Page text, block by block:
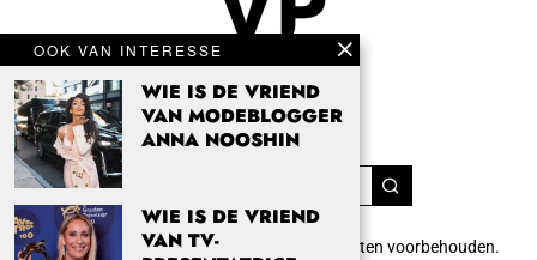
OOK VAN INTERESSE
WIE IS DE VRIEND
VAN MODEBLOGGER
ANNA NOOSHIN
WIE IS DE VRIEND
VAN TV-
Copyright 2024 Vrouwenpassie.nl. Alle rechten voorbehouden.